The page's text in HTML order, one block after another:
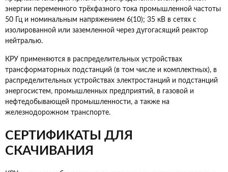
энергии переменного трёхфазного тока промышленной частоты
50 Гц и номинальным напряжением 6(10); 35 кВ в сетях с
изолированной или заземленной через дугогасящий реактор
нейтралью.
КРУ применяются в распределительных устройствах
трансформаторных подстанций (в том числе и комплектных), в
распределительных устройствах электростанций и подстанций
энергосистем, промышленных предприятий, в газовой и
нефтедобывающей промышленности, а также на
железнодорожном транспорте.
СЕРТИФИКАТЫ ДЛЯ
СКАЧИВАНИЯ